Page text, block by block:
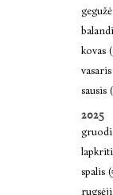
kovas
sausis
2025
spalis